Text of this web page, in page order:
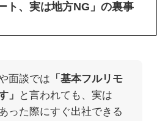
ト、実は地方NG」の裏事
面談では 「基本フルリモ
」
と言われても、実は
あった際にすぐ出社できる